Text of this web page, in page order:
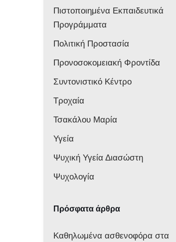
Πιστοποιημένα Εκπαιδευτικά
Προγράμματα
Πολιτική Προστασία
Προνοσοκομειακή Φροντίδα
Συντονιστικό Κέντρο
Τροχαία
Τσακάλου Μαρία
Υγεία
Ψυχική Υγεία Διασώστη
Ψυχολογία
Πρόσφατα άρθρα
Καθηλωμένα ασθενοφόρα στα